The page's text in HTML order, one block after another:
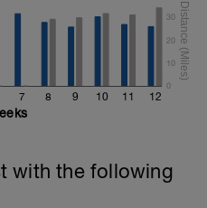
7 8 9 10 11 12
0
10
20
30
with the following